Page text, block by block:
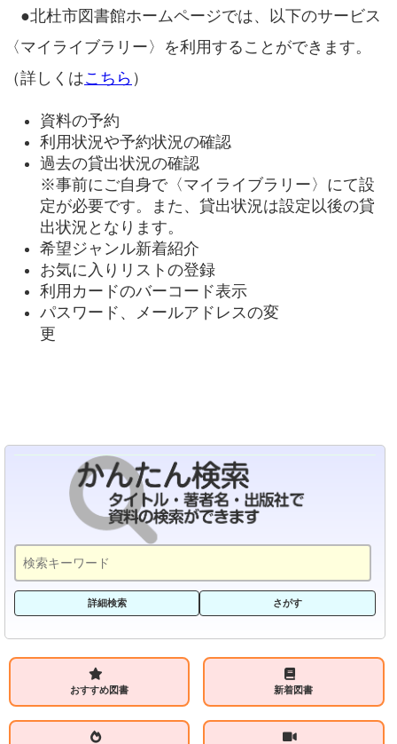
●北杜市図書館ホームページでは、以下のサービス
〈マイライブラリー〉を利用することができます。
（詳しくはこちら ）
資料の予約
利用状況や予約状況の確認
過去の貸出状況の確認
※事前にご自身で〈マイライブラリー〉にて設
定が必要です。また、貸出状況は設定以後の貸
出状況となります。
希望ジャンル新着紹介
お気に入りリストの登録
利用カードのバーコード表示
パスワード、メールアドレスの変
詳細検索 さがす
おすすめ図書 新着図書